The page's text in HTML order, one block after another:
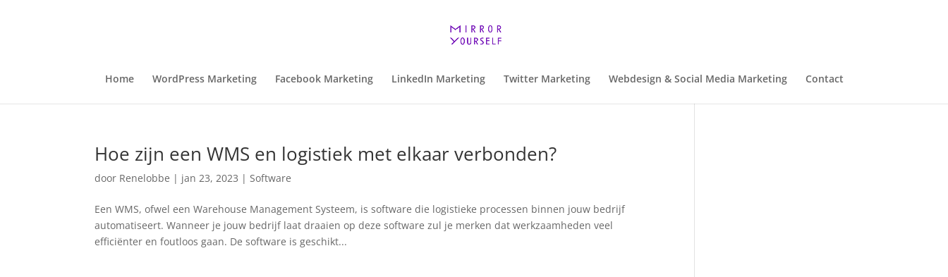
Home WordPress Marketing Facebook Marketing LinkedIn Marketing Twitter Marketing Webdesign & Social Media Marketing Contact
Hoe zijn een WMS en logistiek met elkaar verbonden?
door Renelobbe | jan 23, 2023 |Software
Een WMS, ofwel een Warehouse Management Systeem, is software die logistieke processen binnen jouw bedrijf
automatiseert. Wanneer je jouw bedrijf laat draaien op deze software zul je merken dat werkzaamheden veel
efficiënter en foutloos gaan. De software is geschikt...